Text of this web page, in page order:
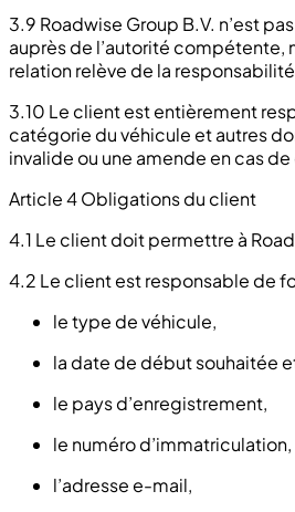
3.9 Roadwise Group B.V. n’est
auprès de l’autorité
relation relève de la
3.10 Le client est entièrement
catégorie du véhicule et autres
invalide ou une amende en cas
Article 4 Obligations du client
4.1 Le client doit permettre à
4.2 Le client est responsable de
le type de véhicule,
la date de début souhaitée
le pays d’enregistrement,
le numéro d’immatriculation,
l’adresse e-mail,